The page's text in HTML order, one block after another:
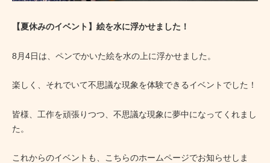
【夏休みのイベント】絵を水に浮かせました！
8月4日は、ペンでかいた絵を水の上に浮かせました。
楽しく、それでいて不思議な現象を体験できるイベントでした！
皆様、工作を頑張りつつ、不思議な現象に夢中になってくれまし
た。
これからのイベントも、こちらのホームページでお知らせしま